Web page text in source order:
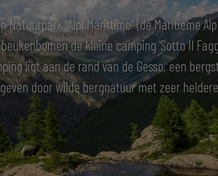
Natuurpark “Alpi Marittime” (de Maritieme
de kleine camping 'Sotto Il
ligt aan de rand van de Gesso, een
door wilde bergnatuur met zeer